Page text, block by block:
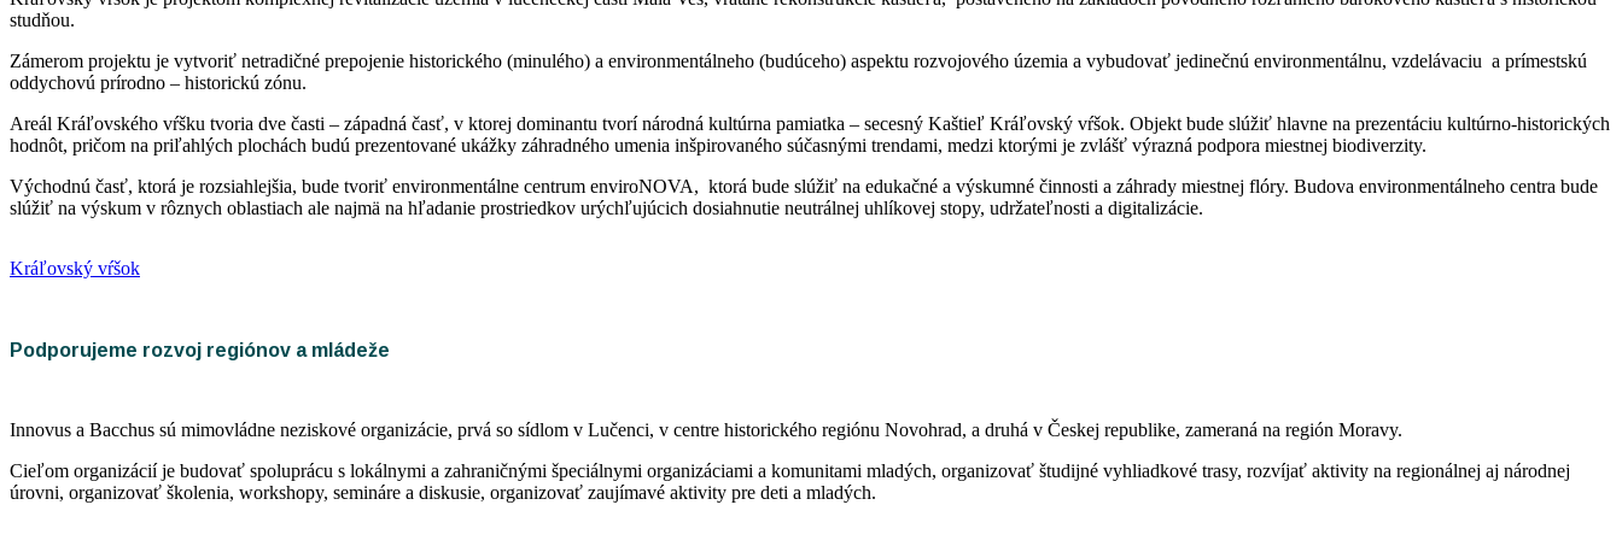
studňou.
Zámerom projektu je vytvoriť netradičné prepojenie historického (minulého) a environmentálneho (budúceho) aspektu rozvojového územia a vybudovať jedinečnú environmentálnu, vzdelávaciu a prímestskú
oddychovú prírodno – historickú zónu.
Areál Kráľovského vŕšku tvoria dve časti – západná časť, v ktorej dominantu tvorí národná kultúrna pamiatka – secesný Kaštieľ Kráľovský vŕšok. Objekt bude slúžiť hlavne na prezentáciu kultúrno-historických
hodnôt, pričom na priľahlých plochách budú prezentované ukážky záhradného umenia inšpirovaného súčasnými trendami, medzi ktorými je zvlášť výrazná podpora miestnej biodiverzity.
Východnú časť, ktorá je rozsiahlejšia, bude tvoriť environmentálne centrum enviroNOVA, ktorá bude slúžiť na edukačné a výskumné činnosti a záhrady miestnej flóry. Budova environmentálneho centra bude
slúžiť na výskum v rôznych oblastiach ale najmä na hľadanie prostriedkov urýchľujúcich dosiahnutie neutrálnej uhlíkovej stopy, udržateľnosti a digitalizácie.
Kráľovský vŕšok
Podporujeme rozvoj regiónov a mládeže
Innovus a Bacchus sú mimovládne neziskové organizácie, prvá so sídlom v Lučenci, v centre historického regiónu Novohrad, a druhá v Českej republike, zameraná na región Moravy.
Cieľom organizácií je budovať spoluprácu s lokálnymi a zahraničnými špeciálnymi organizáciami a komunitami mladých, organizovať študijné vyhliadkové trasy, rozvíjať aktivity na regionálnej aj národnej
úrovni, organizovať školenia, workshopy, semináre a diskusie, organizovať zaujímavé aktivity pre deti a mladých.